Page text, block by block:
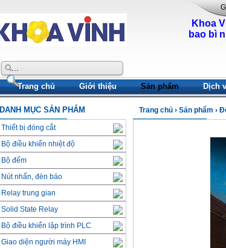
Khoa
bao bì
Trang chủ Giới thiệu Sản phẩm Dịch
DANH MỤC SẢN PHẨM
Thiết bị đóng cắt
Bộ điều khiển nhiệt độ
Bộ đếm
Nút nhấn, đèn báo
Relay trung gian
Solid State Relay
Bộ điều khiển lập trình PLC
Giao diện người máy HMI
Trang chủ › Sản phẩm ›